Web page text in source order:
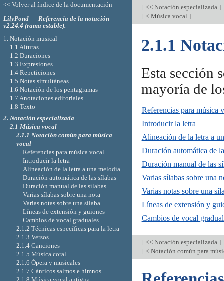
[<< Notación especializada ]
[< Música vocal ]
2.1.1
Esta sección
mayoría de
Referencias para música
Introducir la letra
Alineación de la letra a
Duración automática de
Duración manual de las
Varias sílabas sobre una
Varias notas sobre una
Líneas de extensión y
Cambios de vocal
[<< Notación especializada ]
[< Notación común para
<< Volver al índice de la documentación
LilyPond — Referencia de la notación
v2.24.4 (rama estable).
1. Notación musical
1.1 Alturas
1.2 Duraciones
1.3 Expresiones
1.4 Repeticiones
1.5 Notas simultáneas
1.6 Notación de los pentagramas
1.7 Anotaciones editoriales
1.8 Texto
2. Notación especializada
2.1 Música vocal
2.1.1 Notación común para música
vocal
Referencias para música vocal
Introducir la letra
Alineación de la letra a una melodía
Duración automática de las sílabas
Duración manual de las sílabas
Varias sílabas sobre una nota
Varias notas sobre una sílaba
Líneas de extensión y guiones
Cambios de vocal graduales
2.1.2 Técnicas específicas para la letra
2.1.3 Versos
2.1.4 Canciones
2.1.5 Música coral
2.1.6 Ópera y musicales
2.1.7 Cánticos salmos e himnos
2.1.8 Música vocal antigua